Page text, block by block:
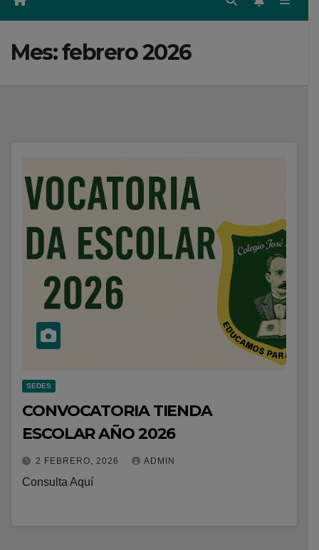
Mes:febrero 2026
SEDES
CONVOCATORIA TIENDA
ESCOLAR AÑO 2026
2 FEBRERO, 2026 ADMIN
Consulta Aquí